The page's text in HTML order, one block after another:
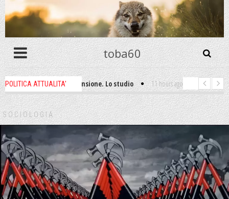
toba60
POLITICA ATTUALITA'
ti godi la pensione. Lo studio 11 hours ago - La filosofia
omicidio!
1 week ago Digitalizzazione e tokenizzazione: la
SOCIOLOGIA